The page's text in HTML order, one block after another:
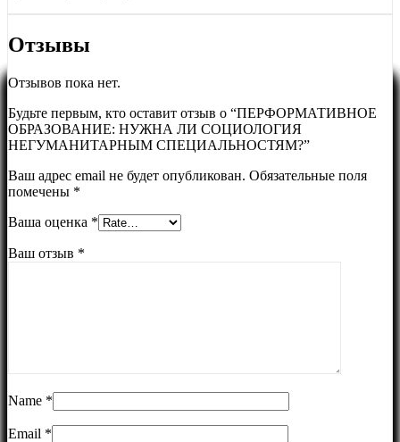
Отзывы
Отзывов пока нет.
Будьте первым, кто оставит отзыв о “ПЕРФОРМАТИВНОЕ
ОБРАЗОВАНИЕ: НУЖНА ЛИ СОЦИОЛОГИЯ
НЕГУМАНИТАРНЫМ СПЕЦИАЛЬНОСТЯМ?”
Ваш адрес email не будет опубликован. Обязательные поля
помечены *
Ваша оценка *
Ваш отзыв *
Name *
Email *